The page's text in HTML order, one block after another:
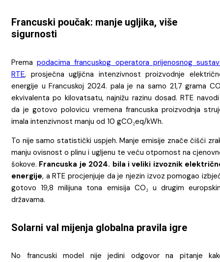
Francuski poučak: manje ugljika, više
sigurnosti
Premapodacima francuskog operatora prijenosnog
RTE, prosječna ugljična intenzivnost proizvodnje
energije u Francuskoj 2024. pala je na samo 21,7 grama
ekvivalenta po kilovatsatu, najnižu razinu dosad. RTE
da je gotovo polovicu vremena francuska proizvodnja
imala intenzivnost manju od 10 gCO₂eq/kWh.
To nije samo statistički uspjeh. Manje emisije znače čišći
manju ovisnost o plinu i ugljenu te veću otpornost na
šokove. Francuska je 2024. bila i veliki izvoznik
energije, a RTE procjenjuje da je njezin izvoz pomogao
gotovo 19,8 milijuna tona emisija CO₂ u drugim
državama.
Solarni val mijenja globalna pravila igre
No francuski model nije jedini odgovor na pitanje